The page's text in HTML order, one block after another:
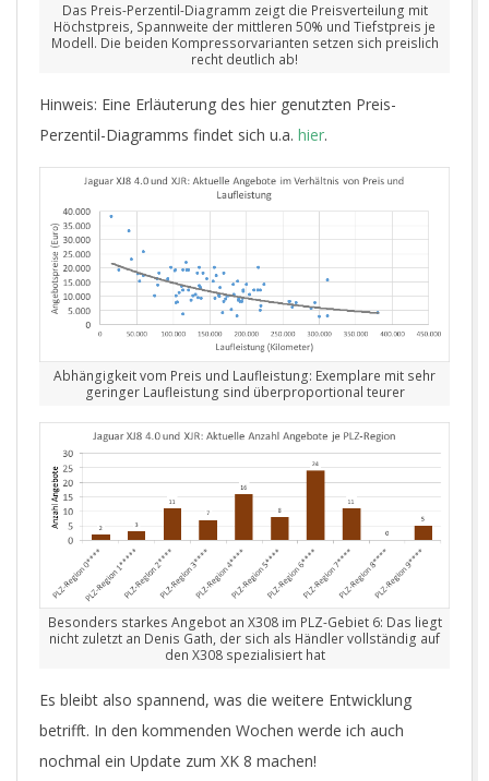
Das Preis-Perzentil-Diagramm zeigt die Preisverteilung mit
Höchstpreis, Spannweite der mittleren 50% und Tiefstpreis je
Modell. Die beiden Kompressorvarianten setzen sich preislich
recht deutlich ab!
Hinweis: Eine Erläuterung des hier genutzten Preis-
Perzentil-Diagramms findet sich u.a. hier.
Abhängigkeit vom Preis und Laufleistung: Exemplare mit sehr
geringer Laufleistung sind überproportional teurer
Besonders starkes Angebot an X308 im PLZ-Gebiet 6: Das liegt
nicht zuletzt an Denis Gath, der sich als Händler vollständig auf
den X308 spezialisiert hat
Es bleibt also spannend, was die weitere Entwicklung
betrifft. In den kommenden Wochen werde ich auch
nochmal ein Update zum XK 8 machen!